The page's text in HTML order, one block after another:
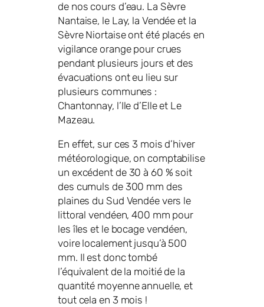
de nos cours d’eau. La Sèvre
Nantaise, le Lay, la Vendée et la
Sèvre Niortaise ont été placés en
vigilance orange pour crues
pendant plusieurs jours et des
évacuations ont eu lieu sur
plusieurs communes :
Chantonnay, l’Ile d’Elle et Le
Mazeau.
En effet, sur ces 3 mois d’hiver
météorologique, on comptabilise
un excédent de 30 à 60 % soit
des cumuls de 300 mm des
plaines du Sud Vendée vers le
littoral vendéen, 400 mm pour
les îles et le bocage vendéen,
voire localement jusqu’à 500
mm. Il est donc tombé
l’équivalent de la moitié de la
quantité moyenne annuelle, et
tout cela en 3 mois !